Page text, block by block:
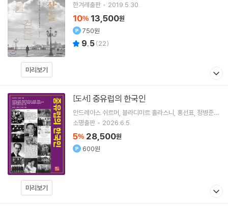
미리보기
한겨레출판
2019.5.30.
10% 13,500원
750원
9.5(22)
미리보기
[도서] 중유럽의 한국인
안드레아스 쉬르머 블라디미르 흘라스니 홍선표 정병준
저 외 11명
소명출판 2026.6.5.
5% 28,500원
600원